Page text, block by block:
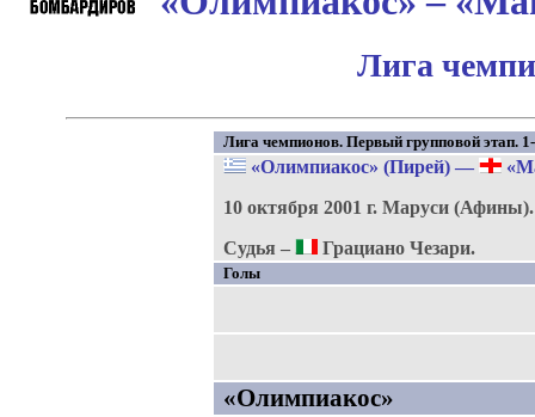
Лига
Лига чемпионов. Первый групповой этап.
«Олимпиакос» (Пирей)—
10 октября 2001 г. Маруси
Судья –
Грациано Чезари.
Голы
«Олимпиакос»